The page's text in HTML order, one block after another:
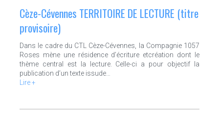
Cèze-Cévennes TERRITOIRE DE LECTURE (titre
provisoire)
Dans le cadre du CTL Cèze-Cévennes, la Compagnie 1057
Roses mène une résidence d’écriture etcréation dont le
thème central est la lecture. Celle-ci a pour objectif la
publication d’un texte issude…
Lire +